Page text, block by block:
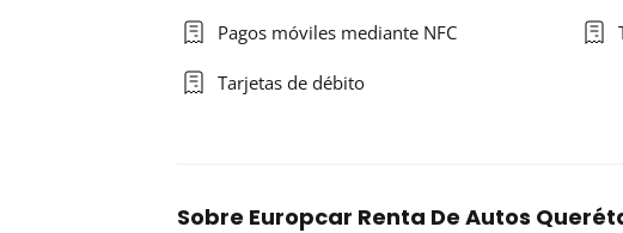
Pagos móviles mediante NFC
Tarjetas de débito
Sobre Europcar Renta De Autos